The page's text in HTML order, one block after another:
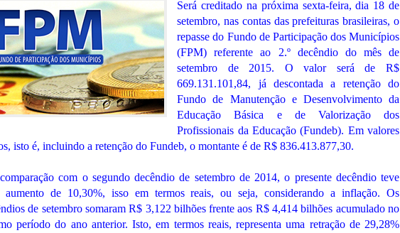
Será creditado na próxima sexta-feira, dia 18 de
setembro, nas contas das prefeituras brasileiras, o
repasse do Fundo de Participação dos Municípios
(FPM) referente ao 2.º decêndio do mês de
setembro de 2015. O valor será de R$
669.131.101,84, já descontada a retenção do
Fundo de Manutenção e Desenvolvimento da
Educação Básica e de Valorização dos
Profissionais da Educação (Fundeb). Em valores
isto é, incluindo a retenção do Fundeb, o montante é de R$ 836.413.877,30.
com o segundo decêndio de setembro de 2014, o presente decêndio teve
aumento de 10,30%, isso em termos reais, ou seja, considerando a inflação. Os
de setembro somaram R$ 3,122 bilhões frente aos R$ 4,414 bilhões acumulado no
período do ano anterior. Isto, em termos reais, representa uma retração de 29,28%